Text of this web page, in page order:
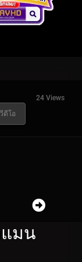
24 Views
ดีโอ
แมน